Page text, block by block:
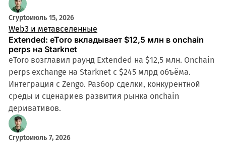
Cryptoиюль 15, 2026
Web3 и метавселенные
Extended: eToro вкладывает $12,5 млн в onchain
perps на Starknet
eToro возглавил раунд Extended на $12,5 млн. Onchain
perps exchange на Starknet с $245 млрд объёма.
Интеграция с Zengo. Разбор сделки, конкурентной
среды и сценариев развития рынка onchain
деривативов.
Cryptoиюль 7, 2026